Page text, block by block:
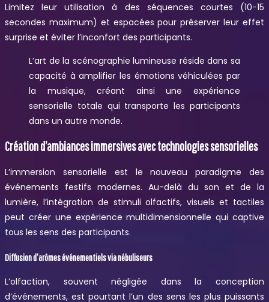
Limitez leur utilisation à des séquences courtes (10-15
secondes maximum) et espacées pour préserver leur effet
surprise et éviter l’inconfort des participants.
L’art de la scénographie lumineuse réside dans sa
capacité à amplifier les émotions véhiculées par
la musique, créant ainsi une expérience
sensorielle totale qui transporte les participants
dans un autre monde.
Création d’ambiances immersives avec technologies sensorielles
L’immersion sensorielle est le nouveau paradigme des
événements festifs modernes. Au-delà du son et de la
lumière, l’intégration de stimuli olfactifs, visuels et tactiles
peut créer une expérience multidimensionnelle qui captive
tous les sens des participants.
Diffusion d’arômes événementiels via nébuliseurs
L’olfaction, souvent négligée dans la conception
d’événements, est pourtant l’un des sens les plus puissants